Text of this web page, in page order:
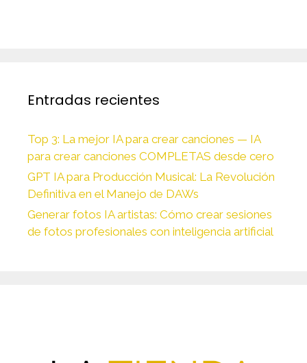
Entradas recientes
Top 3: La mejor IA para crear canciones — IA
para crear canciones COMPLETAS desde cero
GPT IA para Producción Musical: La Revolución
Definitiva en el Manejo de DAWs
Generar fotos IA artistas: Cómo crear sesiones
de fotos profesionales con inteligencia artificial